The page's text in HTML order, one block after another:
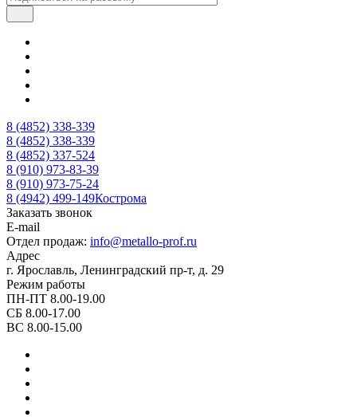
8 (4852) 338-339
8 (4852) 338-339
8 (4852) 337-524
8 (910) 973-83-39
8 (910) 973-75-24
8 (4942) 499-149Кострома
Заказать звонок
E-mail
Отдел продаж: info@metallo-prof.ru
Адрес
г. Ярославль, Ленинградский пр-т, д. 29
Режим работы
ПН-ПТ 8.00-19.00
СБ 8.00-17.00
ВС 8.00-15.00